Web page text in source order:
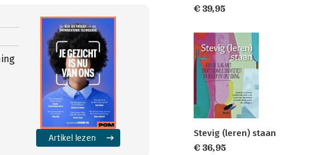
Artikel lezen
€ 39,95
Stevig (leren) staan
€ 36,95